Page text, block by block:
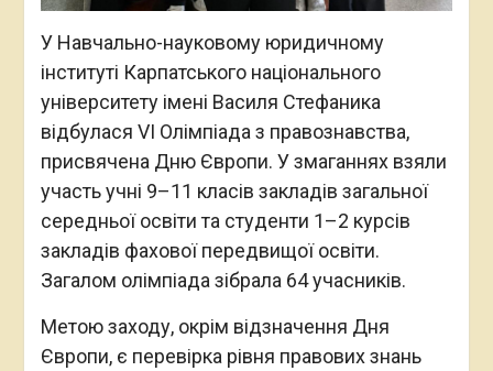
У Навчально-науковому юридичному
інституті Карпатського національного
університету імені Василя Стефаника
відбулася VI Олімпіада з правознавства,
присвячена Дню Європи. У змаганнях взяли
участь учні 9–11 класів закладів загальної
середньої освіти та студенти 1–2 курсів
закладів фахової передвищої освіти.
Загалом олімпіада зібрала 64 учасників.
Метою заходу, окрім відзначення Дня
Європи, є перевірка рівня правових знань